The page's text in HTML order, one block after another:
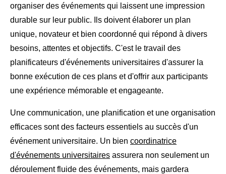
organiser des événements qui laissent une impression
durable sur leur public. Ils doivent élaborer un plan
unique, novateur et bien coordonné qui répond à divers
besoins, attentes et objectifs. C'est le travail des
planificateurs d'événements universitaires d'assurer la
bonne exécution de ces plans et d'offrir aux participants
une expérience mémorable et engageante.
Une communication, une planification et une organisation
efficaces sont des facteurs essentiels au succès d'un
événement universitaire. Un bien coordinatrice
d'événements universitaires assurera non seulement un
déroulement fluide des événements, mais gardera